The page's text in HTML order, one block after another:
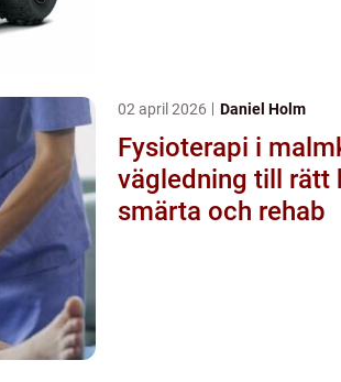
02 april 2026 Daniel Holm
Fysioterapi i
vägledning till rätt
smärta och rehab